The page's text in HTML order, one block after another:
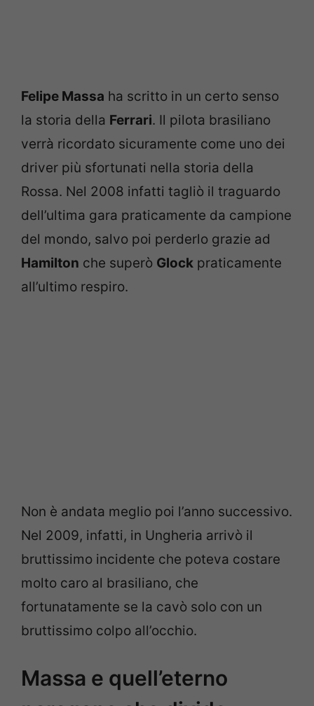
Felipe Massa ha scritto in un certo senso
la storia della Ferrari. Il pilota brasiliano
verrà ricordato sicuramente come uno dei
driver più sfortunati nella storia della
Rossa. Nel 2008 infatti tagliò il traguardo
dell’ultima gara praticamente da campione
del mondo, salvo poi perderlo grazie ad
Hamilton che superò Glock praticamente
all’ultimo respiro.
Non è andata meglio poi l’anno successivo.
Nel 2009, infatti, in Ungheria arrivò il
bruttissimo incidente che poteva costare
molto caro al brasiliano, che
fortunatamente se la cavò solo con un
bruttissimo colpo all’occhio.
Massa e quell’eterno